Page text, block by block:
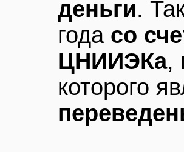
деньги.
года со
ЦНИИЭКа,
которого